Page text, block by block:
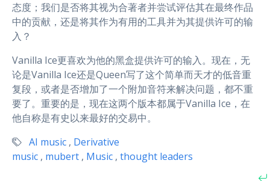
态度；我们是否将其视为合著者并尝试评估其在最终作品
中的贡献，还是将其作为有用的工具并为其提供许可的输
入？
Vanilla Ice更喜欢为他的黑盒提供许可的输入。现在，无
论是Vanilla Ice还是Queen写了这个简单而天才的低音重
复段，或者是否增加了一个附加音符来解决问题，都不重
要了。重要的是，现在这两个版本都属于Vanilla Ice，在
他自称是有史以来最好的交易中。
AI music , Derivative
music , mubert , Music , thought leaders